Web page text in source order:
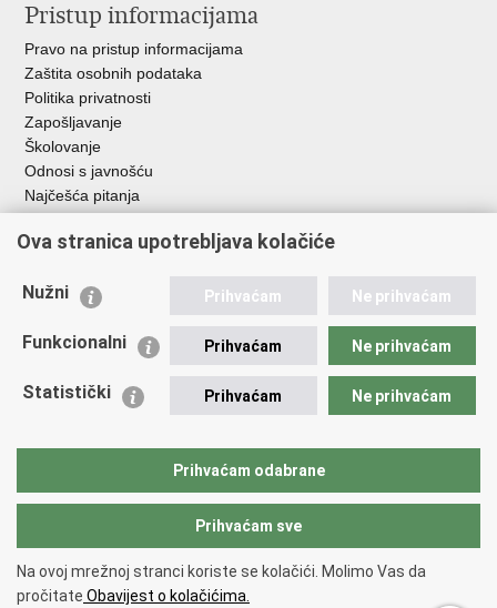
Pristup informacijama
Pravo na pristup informacijama
Zaštita osobnih podataka
Politika privatnosti
Zapošljavanje
Školovanje
Odnosi s javnošću
Najčešća pitanja
Važne poveznice
EMN Nacionalna kontaktna točka za Republiku Hrvatsku
Policijska akademija
Zaklada policijske solidarnosti
Sindikati
Copyright © 2026 Ravnateljstvo policije.
Ova stranica upotrebljava kolačiće
Nužni Prihvaćam Ne prihvaćam
Funkcionalni Prihvaćam Ne prihvaćam
Statistički Prihvaćam Ne prihvaćam
Prihvaćam odabrane
Prihvaćam sve
Na ovoj mrežnoj stranci koriste se kolačići. Molimo Vas da
pročitate Obavijest o kolačićima.